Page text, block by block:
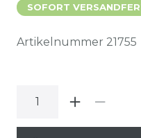
SOFORT
Artikelnummer 21755